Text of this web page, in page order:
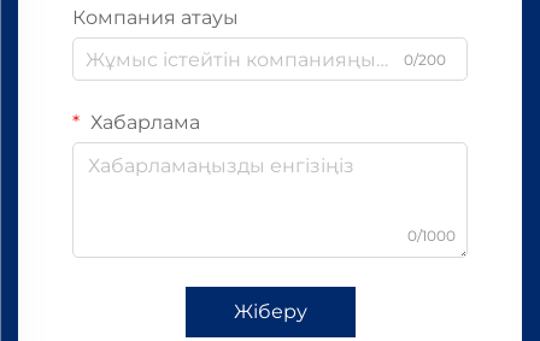
Компания атауы
0/200
Хабарлама
0/1000
Жіберу